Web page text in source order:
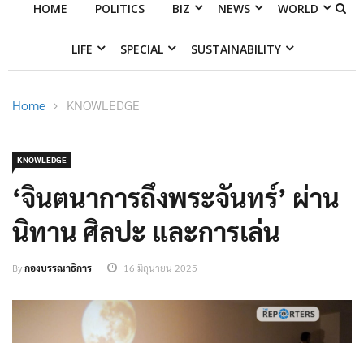
HOME POLITICS BIZ NEWS WORLD
LIFE SPECIAL SUSTAINABILITY
Home KNOWLEDGE
KNOWLEDGE
‘จินตนาการถึงพระจันทร์’ ผ่าน
นิทาน ศิลปะ และการเล่น
Byกองบรรณาธิการ 16 มิถุนายน 2025